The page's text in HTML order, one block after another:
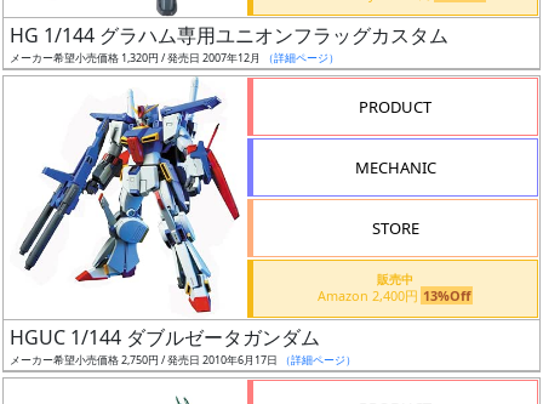
日
発
売
プッ
シュ
通知
対象
ギ
ャ
ラ
HG 1/144 グラハム専用ユニオンフラッグカスタム
メーカー希望小売価格 1,320円 / 発売日 2007年12月 （詳細ページ）
PRODUCT
MECHANIC
STORE
販売中
Amazon 2,400円 13%Off
HGUC 1/144 ダブルゼータガンダム
メーカー希望小売価格 2,750円 / 発売日 2010年6月17日 （詳細ページ）